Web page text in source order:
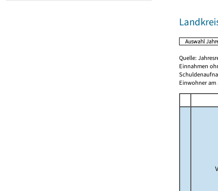
Quelle:
Einnahmen
Einwohner am